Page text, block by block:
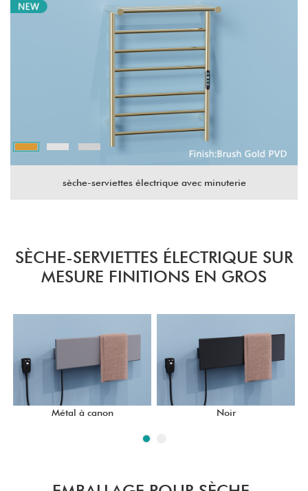
sèche-serviettes électrique avec minuterie
SÈCHE-SERVIETTES ÉLECTRIQUE SUR
MESURE FINITIONS EN GROS
Métal à canon Noir